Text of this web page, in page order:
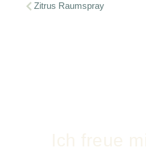
Zitrus Raumspray